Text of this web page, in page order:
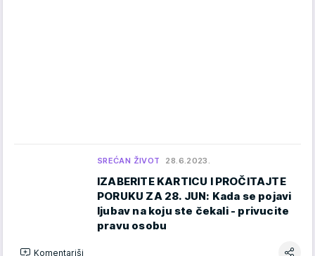
SREĆAN ŽIVOT 28.6.2023.
IZABERITE KARTICU I PROČITAJTE
PORUKU ZA 28. JUN: Kada se pojavi
ljubav na koju ste čekali - privucite
pravu osobu
Komentariši